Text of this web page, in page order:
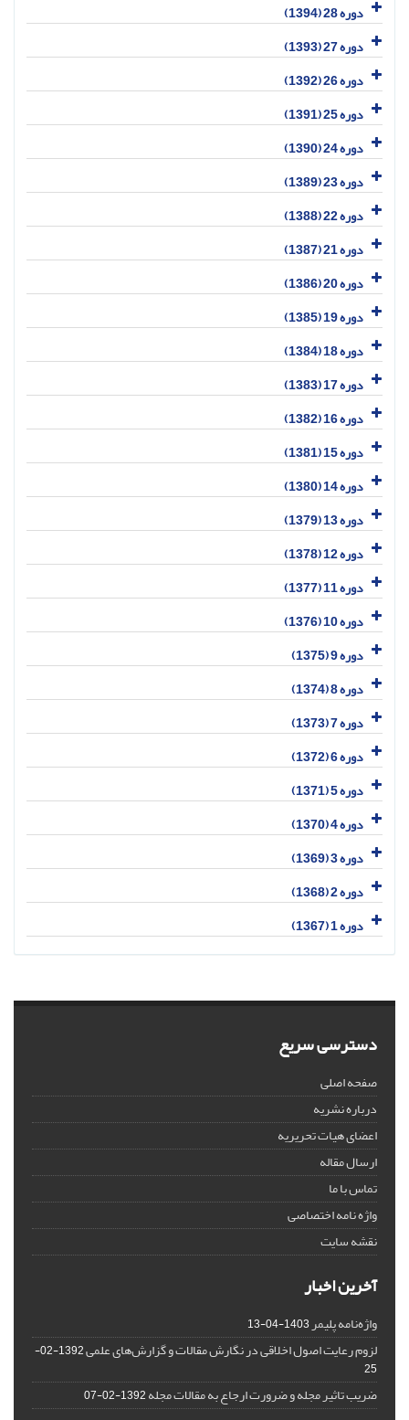
دوره 28 (1394)
دوره 27 (1393)
دوره 26 (1392)
دوره 25 (1391)
دوره 24 (1390)
دوره 23 (1389)
دوره 22 (1388)
دوره 21 (1387)
دوره 20 (1386)
دوره 19 (1385)
دوره 18 (1384)
دوره 17 (1383)
دوره 16 (1382)
دوره 15 (1381)
دوره 14 (1380)
دوره 13 (1379)
دوره 12 (1378)
دوره 11 (1377)
دوره 10 (1376)
دوره 9 (1375)
دوره 8 (1374)
دوره 7 (1373)
دوره 6 (1372)
دوره 5 (1371)
دوره 4 (1370)
دوره 3 (1369)
دوره 2 (1368)
دوره 1 (1367)
دسترسی سریع
صفحه اصلی
درباره نشریه
اعضای هیات تحریریه
ارسال مقاله
تماس با ما
واژه نامه اختصاصی
نقشه سایت
آخرین اخبار
واژه‌نامه پلیمر1403-04-13
لزوم رعایت اصول اخلاقی در نگارش مقالات و گزارش‌‌های علمی
1392-02-
25
ضریب تاثیر مجله و ضرورت ارجاع به مقالات مجله1392-02-07